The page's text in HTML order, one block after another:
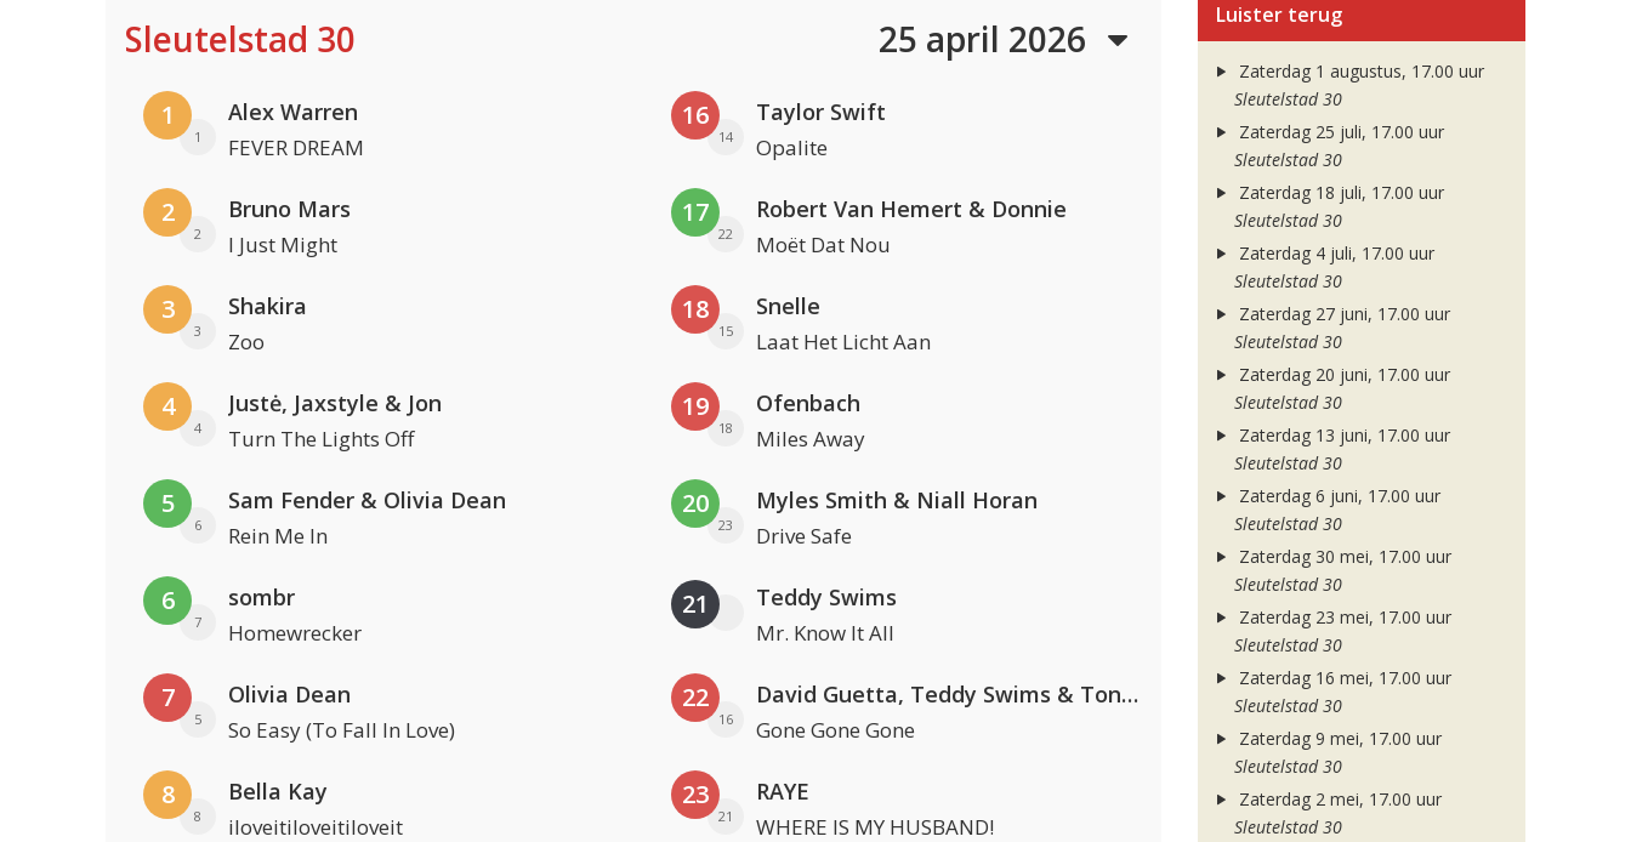
Sleutelstad 30 25 april 2026
1
1
Alex Warren
FEVER DREAM
2
2
Bruno Mars
I Just Might
3
3
Shakira
Zoo
4
4
Justė, Jaxstyle & Jon
Turn The Lights Off
5
6
Sam Fender & Olivia Dean
Rein Me In
6
7
sombr
Homewrecker
7
5
Olivia Dean
So Easy (To Fall In Love)
8
8
Bella Kay
iloveitiloveitiloveit
16
14
Taylor Swift
Opalite
17
22
Robert Van Hemert & Donnie
Moët Dat Nou
18
15
Snelle
Laat Het Licht Aan
19
18
Ofenbach
Miles Away
20
23
Myles Smith & Niall Horan
Drive Safe
21 Teddy Swims
Mr. Know It All
22
16
David Guetta, Teddy Swims & Tones And I
Gone Gone Gone
23
21
RAYE
WHERE IS MY HUSBAND!
Luister terug
Zaterdag 1 augustus, 17.00 uur
Sleutelstad 30
Zaterdag 25 juli, 17.00 uur
Sleutelstad 30
Zaterdag 18 juli, 17.00 uur
Sleutelstad 30
Zaterdag 4 juli, 17.00 uur
Sleutelstad 30
Zaterdag 27 juni, 17.00 uur
Sleutelstad 30
Zaterdag 20 juni, 17.00 uur
Sleutelstad 30
Zaterdag 13 juni, 17.00 uur
Sleutelstad 30
Zaterdag 6 juni, 17.00 uur
Sleutelstad 30
Zaterdag 30 mei, 17.00 uur
Sleutelstad 30
Zaterdag 23 mei, 17.00 uur
Sleutelstad 30
Zaterdag 16 mei, 17.00 uur
Sleutelstad 30
Zaterdag 9 mei, 17.00 uur
Sleutelstad 30
Zaterdag 2 mei, 17.00 uur
Sleutelstad 30